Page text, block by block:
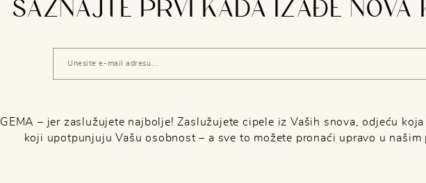
SAZNAJTE PRVI KADA IZAĐE NOVA
GEMA – jer zaslužujete najbolje! Zaslužujete cipele iz Vaših snova, odjeću
koji upotpunjuju Vašu osobnost – a sve to možete pronaći upravo u našim